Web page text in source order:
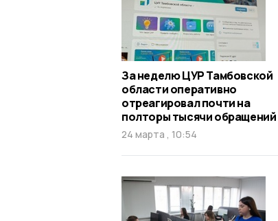
За неделю ЦУР Тамбовской
области оперативно
отреагировал почти на
полторы тысячи обращений
24 марта , 10:54